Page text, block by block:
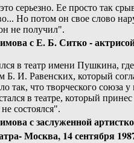
серьезно. Ее просто так
Но потом он свое слово
не получил".
с Е. Б. Ситко -
в театр имени Пушкина,
Б. И. Равенских, который
что творческого союза у
в театре, который
состоялся".
с заслуженной
Москва, 14 сентября